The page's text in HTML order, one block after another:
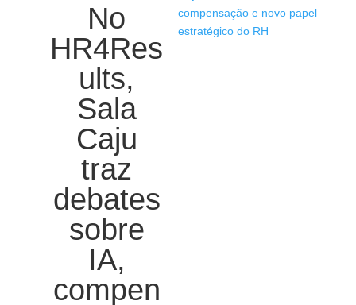
No
HR4Res
ults,
Sala
Caju
traz
debates
sobre
IA,
compen